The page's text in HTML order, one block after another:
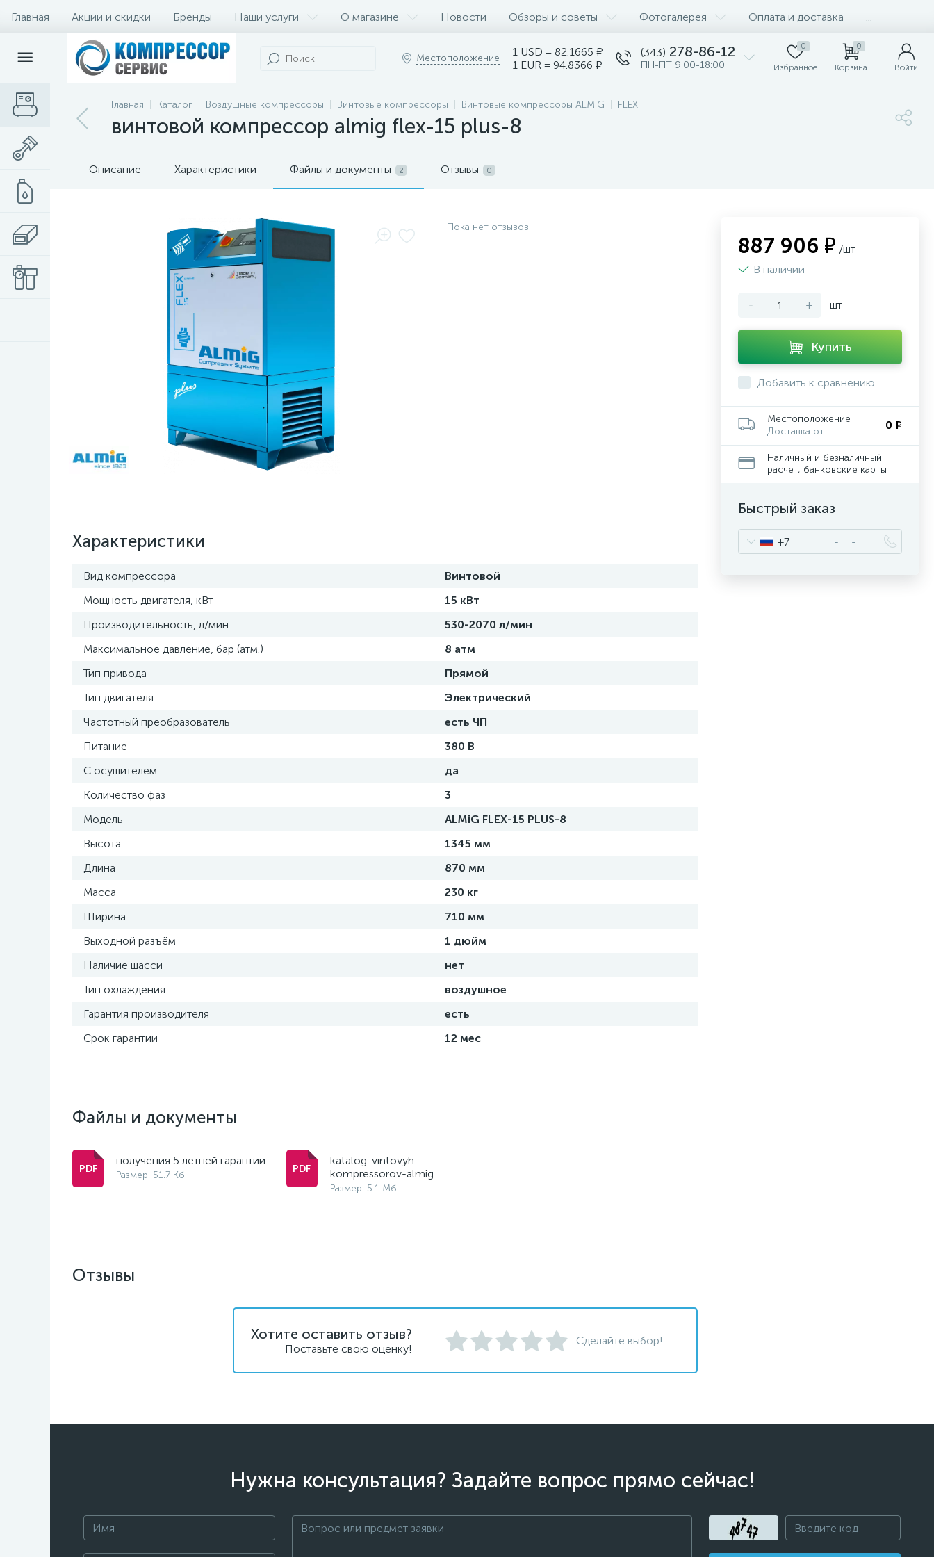
Главная Акции и скидки Бренды Наши услуги О магазине Новости Обзоры и советы Фотогалерея Оплата и доставка
Местоположение
1 USD = 82.1665 ₽
1 EUR = 94.8366 ₽
(343) 278-86-12
ПН-ПТ 9:00-18:00
0
Избранное
0
Корзина Войти
Главная Каталог Воздушные компрессоры Винтовые компрессоры Винтовые компрессоры ALMiG FLEX
винтовой компрессор almig flex-15 plus-8
Описание Характеристики Файлы и документы 2 Отзывы 0
Пока нет отзывов
Характеристики
Вид компрессора
Винтовой
Мощность двигателя, кВт
15 кВт
Производительность, л/мин
530-2070 л/мин
Максимальное давление, бар (атм.)
8 атм
Тип привода
Прямой
Тип двигателя
Электрический
Частотный преобразователь
есть ЧП
Питание
380 В
С осушителем
да
Количество фаз
3
Модель
ALMiG FLEX-15 PLUS-8
Высота
1345 мм
Длина
870 мм
Масса
230 кг
Ширина
710 мм
Выходной разъём
1 дюйм
Наличие шасси
нет
Тип охлаждения
воздушное
Гарантия производителя
есть
Срок гарантии
12 мес
Файлы и документы
получения 5 летней гарантии
Размер: 51.7 Кб
katalog-vintovyh-
kompressorov-almig
Размер: 5.1 Мб
887 906 ₽ /шт
В наличии
- + шт
Купить
Добавить к сравнению
Местоположение
Доставка от
0 ₽
Наличный и безналичный
расчет, банковские карты
Быстрый заказ
+7
Отзывы
Хотите оставить отзыв?
Поставьте свою оценку!
Сделайте выбор!
Нужна консультация? Задайте вопрос прямо сейчас!